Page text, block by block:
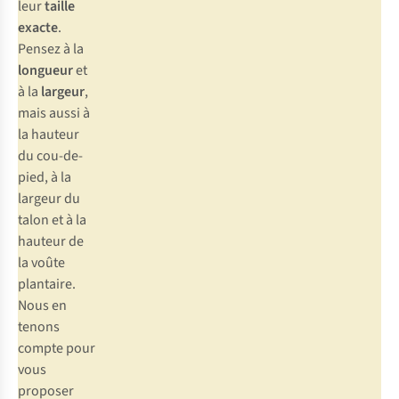
leurtaille
exacte.
Pensez à la
longueuret
à la largeur,
mais aussi à
la hauteur
du cou-de-
pied, à la
largeur du
talon et à la
hauteur de
la voûte
plantaire.
Nous en
tenons
compte pour
vous
proposer